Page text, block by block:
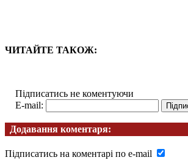
ЧИТАЙТЕ ТАКОЖ:
Підписатись не коментуючи
E-mail:
Додавання коментаря:
Підписатись на коментарі по e-mail